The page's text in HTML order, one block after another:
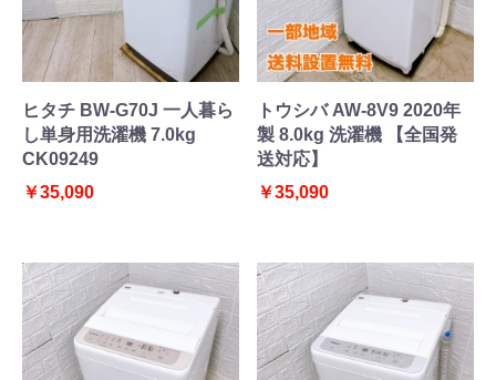
ヒタチ BW-G70J 一人暮ら
し単身用洗濯機 7.0kg
CK09249
￥35,090
トウシバ AW-8V9 2020年
製 8.0kg 洗濯機 【全国発
送対応】
￥35,090